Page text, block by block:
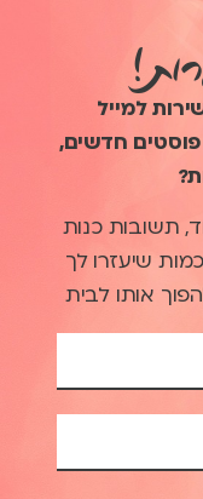
למייל
חדשים,
תשובות כנות
שיעזרו לך
אותו לבית